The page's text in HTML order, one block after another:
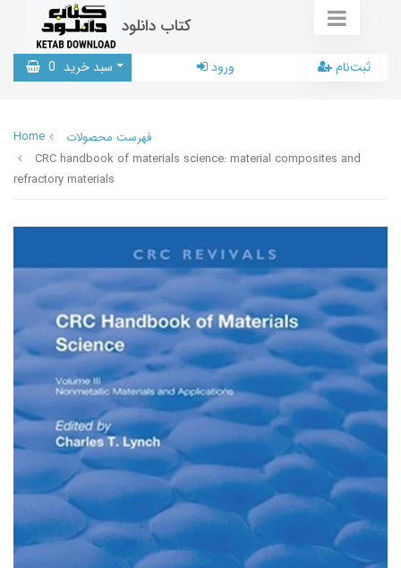
کتاب دانلود
سبد خرید 0 ورود ثبت‌نام
Home
فهرست محصولات
CRC handbook of materials science: material composites and
refractory materials